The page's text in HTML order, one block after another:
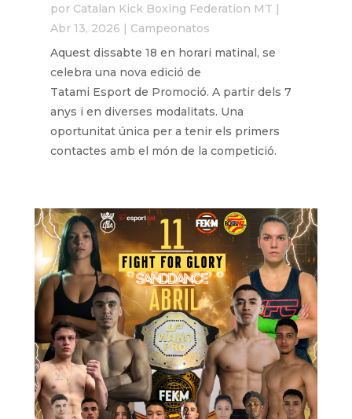
por Catalan Kick Boxing Federation MT
Abr 13, 2026
Campeonatos
Aquest dissabte 18 en horari matinal, se
celebra una nova edició de
Tatami Esport de Promoció. A partir dels 7
anys i en diverses modalitats. Una
oportunitat única per a tenir els primers
contactes amb el món de la competició.